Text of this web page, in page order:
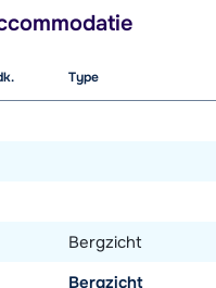
Type
Bergzicht
Bergzicht